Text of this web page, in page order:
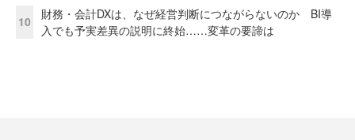
10
財務・会計DXは、なぜ経営判断につながらないのか BI導
入でも予実差異の説明に終始……変革の要諦は